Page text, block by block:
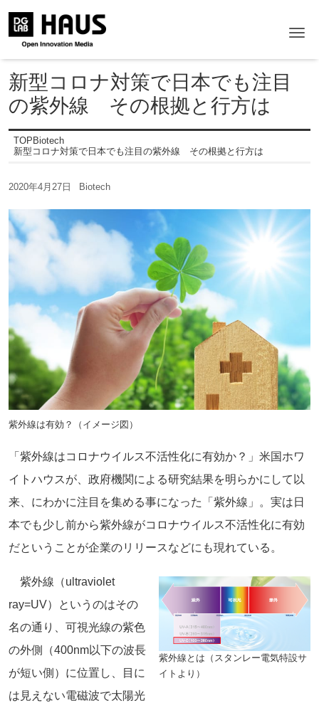
新型コロナ対策で日本でも注目
の紫外線 その根拠と行方は
TOP Biotech
新型コロナ対策で日本でも注目の紫外線 その根拠と行方は
2020年4月27日 Biotech
紫外線は有効？（イメージ図）
「紫外線はコロナウイルス不活性化に有効か？」米国ホワ
イトハウスが、政府機関による研究結果を明らかにして以
来、にわかに注目を集める事になった「紫外線」。実は日
本でも少し前から紫外線がコロナウイルス不活性化に有効
だということが企業のリリースなどにも現れている。
紫外線とは（スタンレー電気特設サ
イトより）
紫外線（ultraviolet
ray=UV）というのはその
名の通り、可視光線の紫色
の外側（400nm以下の波長
が短い側）に位置し、目に
は見えない電磁波で太陽光